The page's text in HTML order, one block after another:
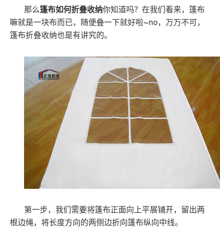
那么篷布如何折叠收纳你知道吗？在我们看来，篷布
嘛就是一块布而已，随便叠一下就好啦~no，万万不可，
篷布折叠收纳也是有讲究的。
第一步，我们需要将篷布正面向上平展铺开，留出两
根边绳，将长度方向的两侧边折向篷布纵向中线。